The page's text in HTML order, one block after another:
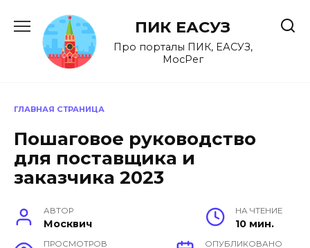
содержанию
ПИК ЕАСУЗ
Про порталы ПИК, ЕАСУЗ,
МосРег
ГЛАВНАЯ СТРАНИЦА
Пошаговое руководство
для поставщика и
заказчика 2023
АВТОР
Москвич
НА ЧТЕНИЕ
10 мин.
ПРОСМОТРОВ ОПУБЛИКОВАНО